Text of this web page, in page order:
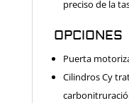
preciso de la
OPCIONES
Puerta
Cilindros Cy